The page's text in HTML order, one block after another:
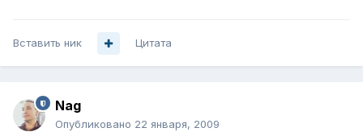
Вставить ник Цитата
Nag
Опубликовано 22 января, 2009